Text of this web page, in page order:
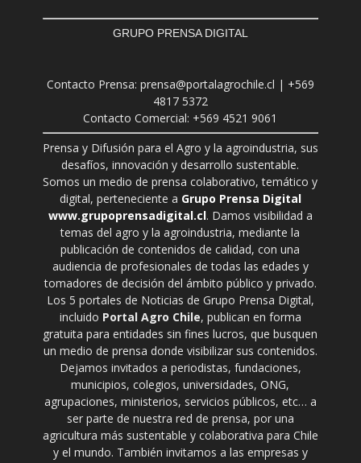
GRUPO PRENSA DIGITAL
Contacto Prensa: prensa@portalagrochile.cl | +569
4817 5372
Contacto Comercial: +569 4521 9061
Prensa y Difusión para el Agro y la agroindustria, sus
desafíos, innovación y desarrollo sustentable.
Somos un medio de prensa colaborativo, temático y
digital, perteneciente a Grupo Prensa Digital
www.grupoprensadigital.cl. Damos visibilidad a
temas del agro y la agroindustria, mediante la
publicación de contenidos de calidad, con una
audiencia de profesionales de todas las edades y
tomadores de decisión del ámbito público y privado.
Los 5 portales de Noticias de Grupo Prensa Digital,
incluido Portal Agro Chile, publican en forma
gratuita para entidades sin fines lucros, que busquen
un medio de prensa donde visibilizar sus contenidos.
Dejamos invitados a periodistas, fundaciones,
municipios, colegios, universidades, ONG,
agrupaciones, ministerios, servicios públicos, etc… a
ser parte de nuestra red de prensa, por una
agricultura más sustentable y colaborativa para Chile
y el mundo. También invitamos a las empresas y